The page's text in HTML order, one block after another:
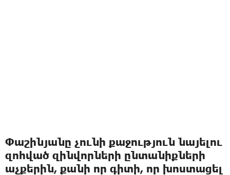
Փաշինյանը չունի քաջություն նայելու
զnհված զինվորների ընտանիքների
աչքերին, քանի որ գիտի, որ խոստացել